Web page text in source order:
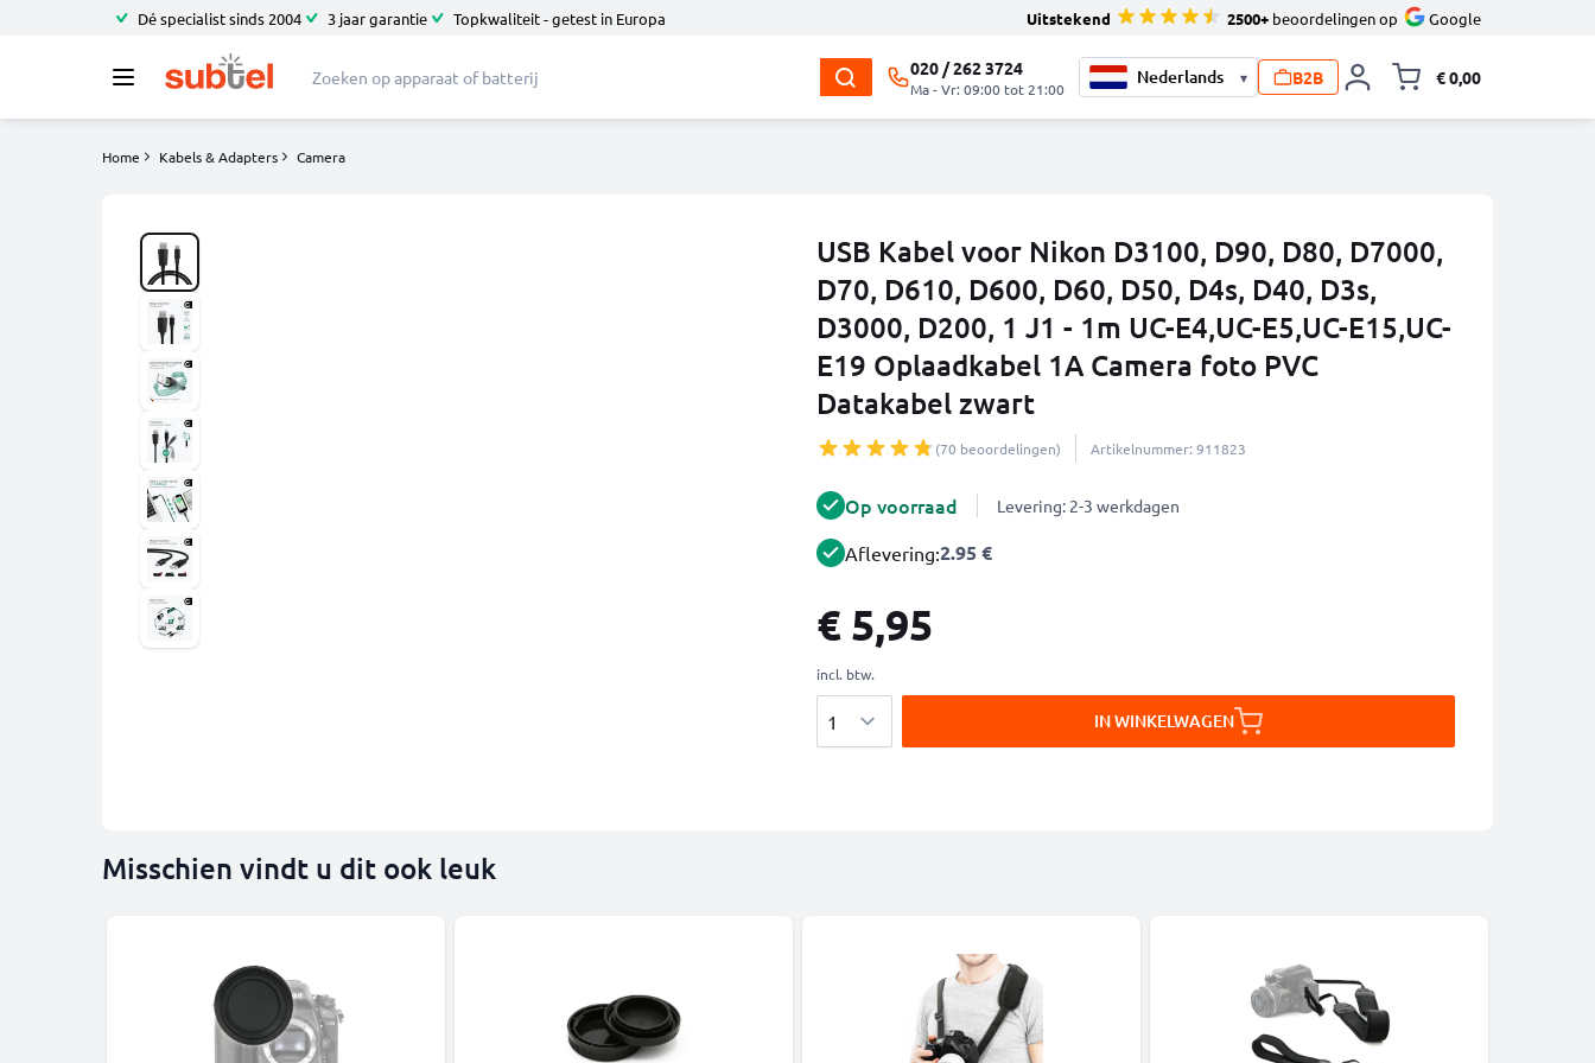
Dé specialist sinds 2004 3 jaar garantie Topkwaliteit - getest in Europa Uitstekend 2500+ beoordelingen op Google
020 / 262 3724
Ma - Vr: 09:00 tot 21:00
▾ B2B € 0,00
Home Kabels & Adapters Camera
USB Kabel voor Nikon D3100, D90, D80, D7000,
D70, D610, D600, D60, D50, D4s, D40, D3s,
D3000, D200, 1 J1 - 1m UC-E4,UC-E5,UC-E15,UC-
E19 Oplaadkabel 1A Camera foto PVC
Datakabel zwart
(70 beoordelingen) Artikelnummer: 911823
Op voorraad Levering: 2-3 werkdagen
Aflevering:2.95 €
€ 5,95
incl. btw.
IN WINKELWAGEN
Misschien vindt u dit ook leuk